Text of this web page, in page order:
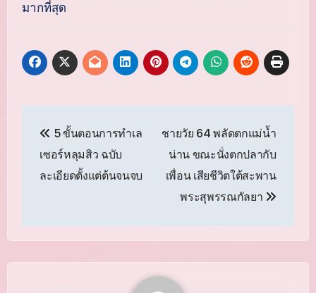
มากที่สุด
แนะแนว
เรื่อง5 ขั้นตอนการทำเล
เซอร์หลุมสิว ฉบับ
ละเอียดตั้งแต่ต้นจนจบ
ชายวัย 64 พลัดตกแม่น้ำ
น่าน ขณะนั่งตกปลากับ
เพื่อน เสียชีวิตใต้สะพาน
พระสุพรรณกัลยา